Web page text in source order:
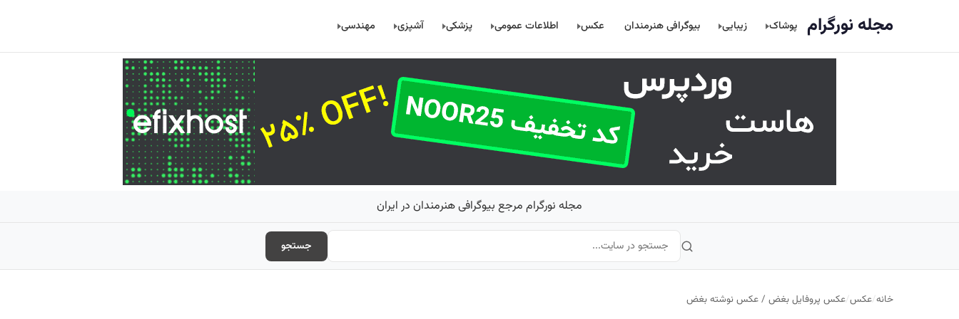
مجله نورگرام پوشاک زیبایی بیوگرافی هنرمندان عکس اطلاعات عمومی پزشکی آشپزی مهندسی
مجله نورگرام مرجع بیوگرافی هنرمندان در ایران
جستجو
خانه/عکس/عکس پروفایل بغض / عکس نوشته بغض